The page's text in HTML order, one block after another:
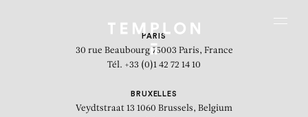
PARIS
30 rue Beaubourg 75003 Paris, France
Tél. +33 (0)1 42 72 14 10
BRUXELLES
Veydtstraat 13 1060 Brussels, Belgium